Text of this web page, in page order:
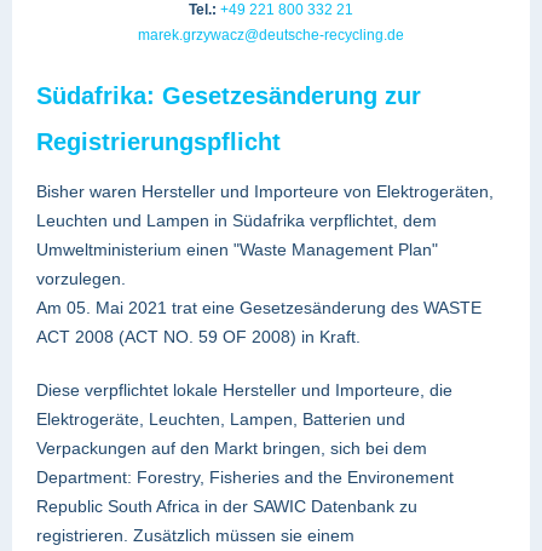
Tel.: +49 221 800 332 21
marek.grzywacz@deutsche-recycling.de
Südafrika: Gesetzesänderung zur
Registrierungspflicht
Bisher waren Hersteller und Importeure von Elektrogeräten,
Leuchten und Lampen in Südafrika verpflichtet, dem
Umweltministerium einen "Waste Management Plan"
vorzulegen.
Am 05. Mai 2021 trat eine Gesetzesänderung des WASTE
ACT 2008 (ACT NO. 59 OF 2008) in Kraft.
Diese verpflichtet lokale Hersteller und Importeure, die
Elektrogeräte, Leuchten, Lampen, Batterien und
Verpackungen auf den Markt bringen, sich bei dem
Department: Forestry, Fisheries and the Environement
Republic South Africa in der SAWIC Datenbank zu
registrieren. Zusätzlich müssen sie einem